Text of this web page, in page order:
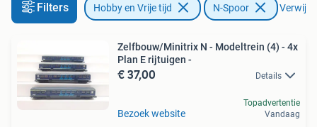
Filters Hobby en Vrije tijd N-Spoor
Zelfbouw/Minitrix N - Modeltrein (4) - 4x
Plan E rijtuigen -
€ 37,00 Details
Bezoek website
Topadvertentie
Vandaag